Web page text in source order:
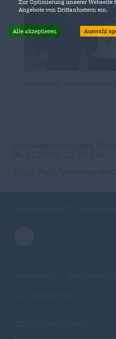
Zur Optimierung unserer Webseite
Angebote von Drittanbietern ein.
Alle akzeptieren Auswahl